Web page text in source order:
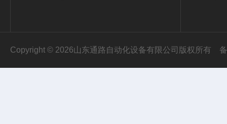
Copyright © 2026山东通路自动化设备有限公司版权所有